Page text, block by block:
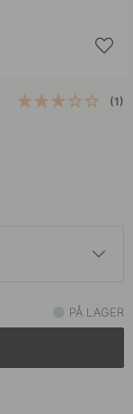
(1)
På lager
På lager
PÅ LAGER